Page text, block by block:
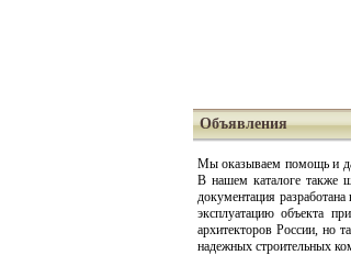
Объявления
Мы оказываем помощь и
В нашем каталоге также
документация
эксплуатацию объекта
архитекторов России, но
надежных строительных